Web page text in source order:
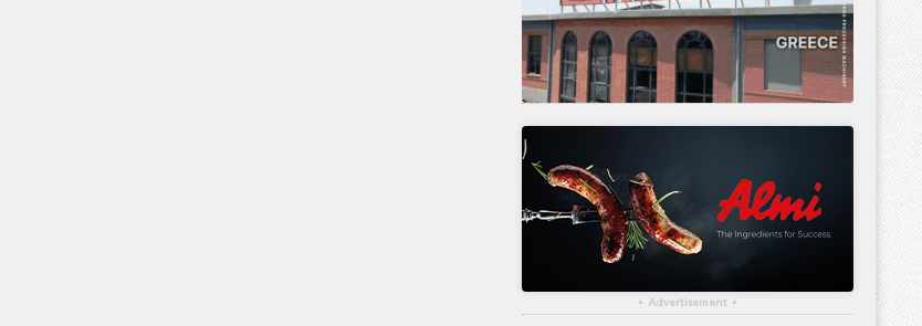
▴ Advertisement ▴